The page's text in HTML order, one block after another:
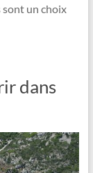
un choix
dans